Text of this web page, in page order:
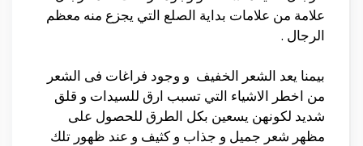
علامة من علامات بداية الصلع التي يجزع منه معظم
الرجال .
بيمنا يعد الشعر الخفيف و وجود فراغات فى الشعر
من اخطر الاشياء التي تسبب ارق للسيدات و قلق
شديد لكونهن يسعين بكل الطرق للحصول على
مظهر شعر جميل و جذاب و كثيف و عند ظهور تلك